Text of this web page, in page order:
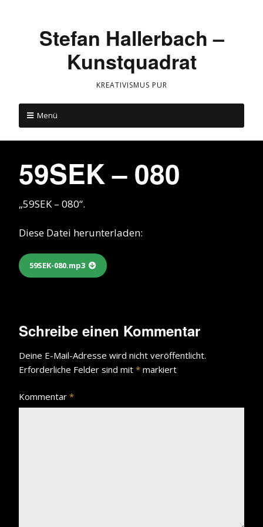
Stefan Hallerbach –
Kunstquadrat
KREATIVISMUS PUR
Menü
59SEK – 080
„59SEK – 080“.
Diese Datei herunterladen:
59SEK-080.mp3
Schreibe einen Kommentar
Deine E-Mail-Adresse wird nicht veröffentlicht.
Erforderliche Felder sind mit * markiert
Kommentar *